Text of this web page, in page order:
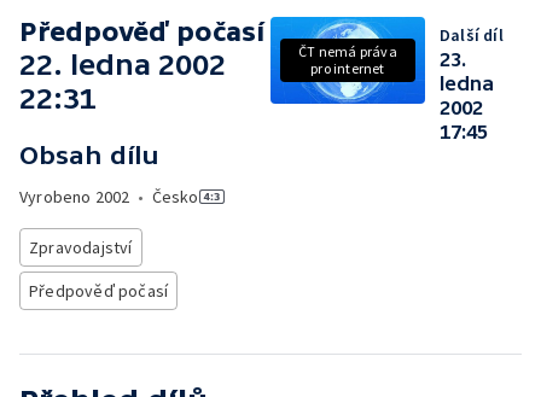
Předpověď počasí
22. ledna 2002
22:31
Obsah dílu
Vyrobeno 2002 • Česko
Zpravodajství
Předpověď počasí
ČT nemá práva
pro internet
Další díl
23.
ledna
2002
17:45